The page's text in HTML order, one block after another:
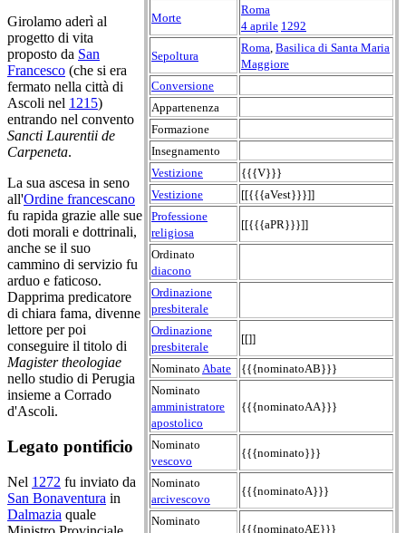
Morte
Roma
4 aprile 1292
Sepoltura
Roma Basilica di Santa Maria
Maggiore
Conversione
Appartenenza
Formazione
Insegnamento
Vestizione
{{{V}}}
Vestizione
[[{{{aVest}}}]]
Professione
religiosa
[[{{{aPR}}}]]
Ordinato
diacono
Ordinazione
presbiterale
Ordinazione
presbiterale
[[]]
Nominato Abate
{{{nominatoAB}}}
Nominato
amministratore
apostolico
{{{nominatoAA}}}
Nominato
vescovo
{{{nominato}}}
Nominato
arcivescovo
{{{nominatoA}}}
Nominato
{{{nominatoAE}}}
Girolamo aderì al
progetto di vita
proposto da San
Francesco (che si era
fermato nella città di
Ascoli nel 1215)
entrando nel convento
Sancti Laurentii de
Carpeneta.
La sua ascesa in seno
all'Ordine francescano
fu rapida grazie alle sue
doti morali e dottrinali,
anche se il suo
cammino di servizio fu
arduo e faticoso.
Dapprima predicatore
di chiara fama, divenne
lettore per poi
conseguire il titolo di
Magister theologiae
nello studio di Perugia
insieme a Corrado
d'Ascoli.
Legato pontificio
Nel 1272 fu inviato da
San Bonaventura in
Dalmazia quale